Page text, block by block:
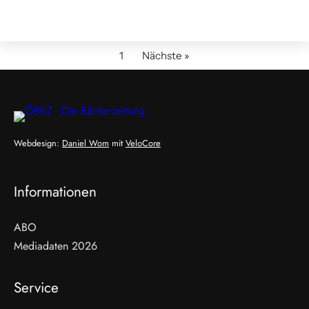
1 Nächste »
Webdesign: Daniel Wom mit VeloCore
Informationen
ABO
Mediadaten 2026
Service